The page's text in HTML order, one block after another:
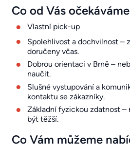
Co od Vás
Vlastní pick-up
Spolehlivost a dochvilnost –
doručeny včas.
Dobrou orientaci v Brně –
naučit.
Slušné vystupování a
kontaktu se zákazníky.
Základní fyzickou zdatnost –
být těžší.
Co Vám můžeme